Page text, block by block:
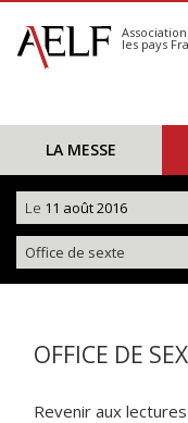
S'abonner
Calendrier
les pays
LA MESSE
Le 11 août 2016
Office de sexte
OFFICE DE
Revenir aux